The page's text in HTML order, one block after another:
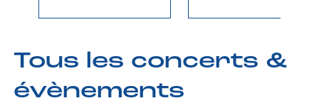
Tous les concerts &
évènements